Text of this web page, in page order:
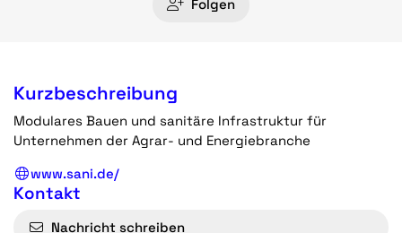
Folgen
Kurzbeschreibung
Modulares Bauen und sanitäre Infrastruktur für
Unternehmen der Agrar- und Energiebranche
www.sani.de/
Kontakt
Nachricht schreiben